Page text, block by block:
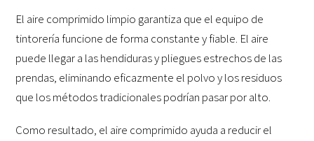
El aire comprimido limpio garantiza que el equipo de
tintorería funcione de forma constante y fiable. El aire
puede llegar a las hendiduras y pliegues estrechos de las
prendas, eliminando eficazmente el polvo y los residuos
que los métodos tradicionales podrían pasar por alto.
Como resultado, el aire comprimido ayuda a reducir el